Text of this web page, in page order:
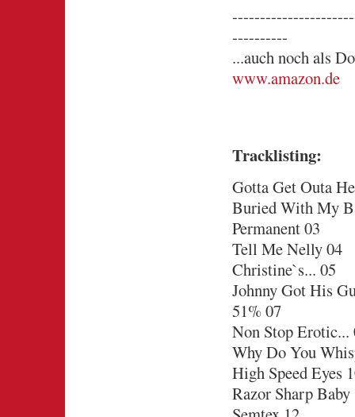
----------
...auch noch als
www.amazon.de
Tracklisting:
Gotta Get Outa
Buried With My
Permanent 03
Tell Me Nelly 04
Christine`s... 05
Johnny Got His
51% 07
Non Stop Erotic...
Why Do You
High Speed Eyes
Razor Sharp Baby